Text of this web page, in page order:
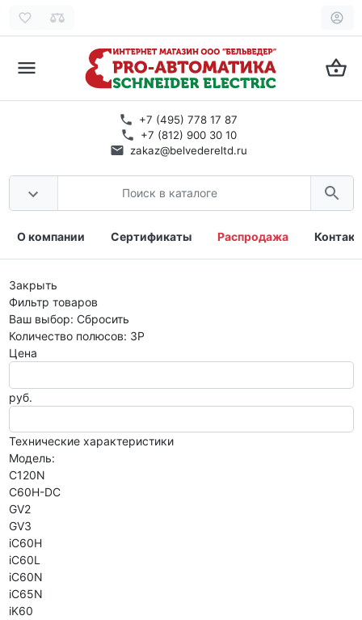
+7 (495) 778 17 87
+7 (812) 900 30 10
zakaz@belvedereltd.ru
О компании Сертификаты Распродажа
Закрыть
Фильтр товаров
Ваш выбор: Сбросить
Количество полюсов: 3P
Цена
руб.
Технические характеристики
Модель:
C120N
C60H-DC
GV2
GV3
iC60H
iC60L
iC60N
iC65N
iK60